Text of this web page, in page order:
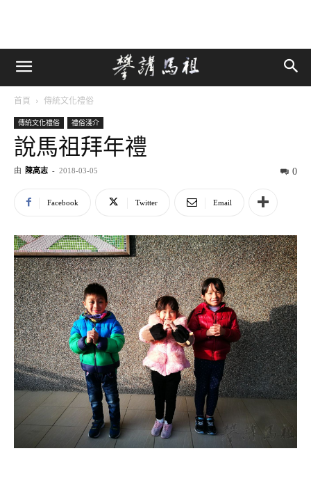
首頁 傳統文化禮俗
傳統文化禮俗 禮俗淺介
說馬祖拜年禮
由 陳高志 - 2018-03-05 0
Facebook Twitter Email